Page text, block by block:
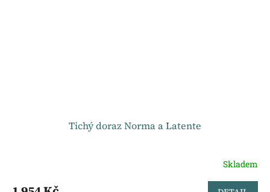
Tichý doraz Norma a Latente
Skladem